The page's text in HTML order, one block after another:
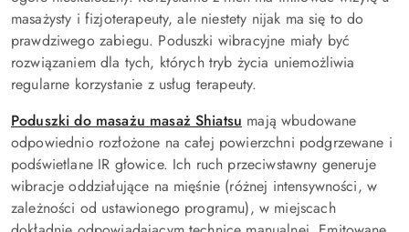
masażysty i fizjoterapeuty, ale niestety nijak ma się to do
prawdziwego zabiegu. Poduszki wibracyjne miały być
rozwiązaniem dla tych, których tryb życia uniemożliwia
regularne korzystanie z usług terapeuty.
Poduszki do masażu masaż Shiatsu mają wbudowane
odpowiednio rozłożone na całej powierzchni podgrzewane i
podświetlane IR głowice. Ich ruch przeciwstawny generuje
wibracje oddziałujące na mięśnie (różnej intensywności, w
zależności od ustawionego programu), w miejscach